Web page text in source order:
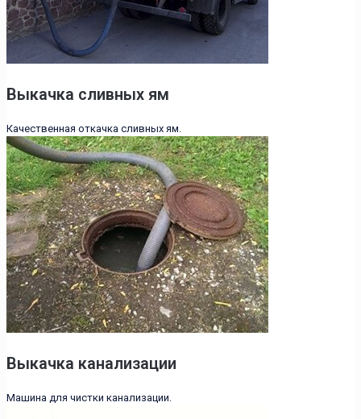
Выкачка сливных ям
Качественная откачка сливных ям.
Выкачка канализации
Машина для чистки канализации.